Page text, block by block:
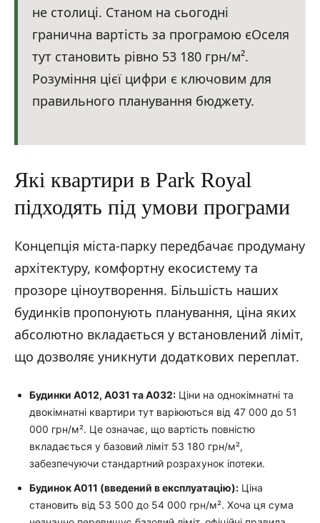
не столиці. Станом на сьогодні
гранична вартість за програмою єОселя
тут становить рівно 53 180 грн/м².
Розуміння цієї цифри є ключовим для
правильного планування бюджету.
Які квартири в Park Royal
підходять під умови програми
Концепція міста-парку передбачає продуману
архітектуру, комфортну екосистему та
прозоре ціноутворення. Більшість наших
будинків пропонують планування, ціна яких
абсолютно вкладається у встановлений ліміт,
що дозволяє уникнути додаткових переплат.
Будинки А012, А031 та А032: Ціни на однокімнатні та
двокімнатні квартири тут варіюються від 47 000 до 51
000 грн/м². Це означає, що вартість повністю
вкладається у базовий ліміт 53 180 грн/м²,
забезпечуючи стандартний розрахунок іпотеки.
Будинок А011 (введений в експлуатацію): Ціна
становить від 53 500 до 54 000 грн/м². Хоча ця сума